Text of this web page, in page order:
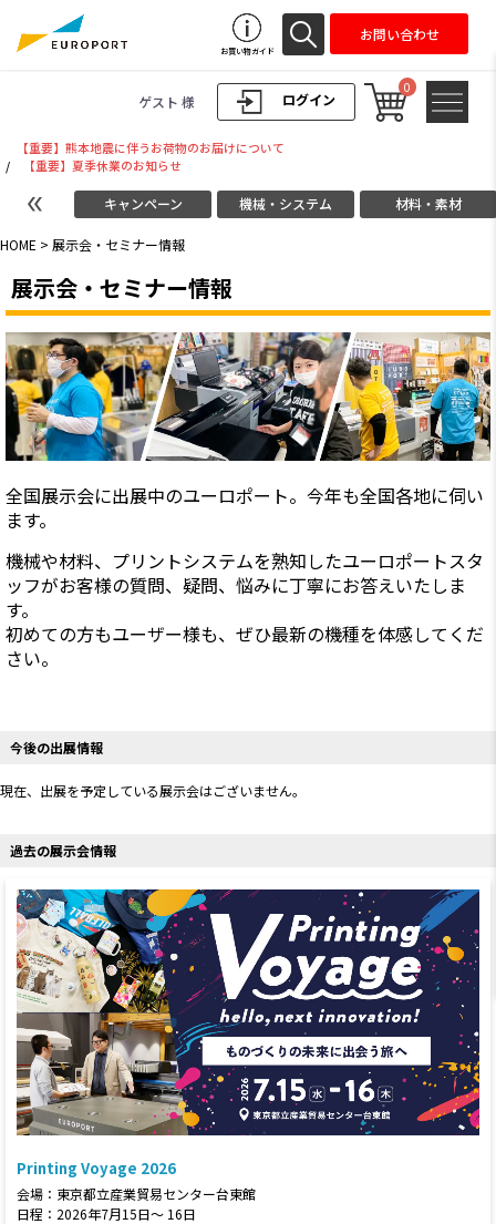
ログイン
ゲスト 様
0
お買い物ガイド
お問い合わせ
【重要】熊本地震に伴うお荷物のお届けについて
/
【重要】夏季休業のお知らせ
キャンペーン 機械・システム 材料・素材
HOME > 展示会・セミナー情報
展示会・セミナー情報
全国展示会に出展中のユーロポート。今年も全国各地に伺い
ます。
機械や材料、プリントシステムを熟知したユーロポートスタ
ッフがお客様の質問、疑問、悩みに丁寧にお答えいたしま
す。
初めての方もユーザー様も、ぜひ最新の機種を体感してくだ
さい。
今後の出展情報
現在、出展を予定している展示会はございません。
過去の展示会情報
Printing Voyage 2026
会場：東京都立産業貿易センター台東館
日程：2026年7月15日～ 16日